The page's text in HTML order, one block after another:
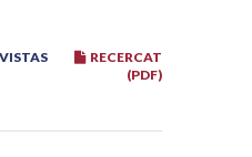
RECERCAT
(PDF)